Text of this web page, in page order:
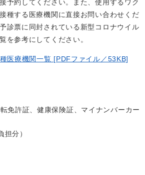
予約してください。また、使用するワク
種する医療機関に直接お問い合わせくだ
診票に同封されている新型コロナウイル
を参考にしてください。
医療機関一覧 [PDFファイル／53KB]
免許証、健康保険証、マイナンバーカー
担分）